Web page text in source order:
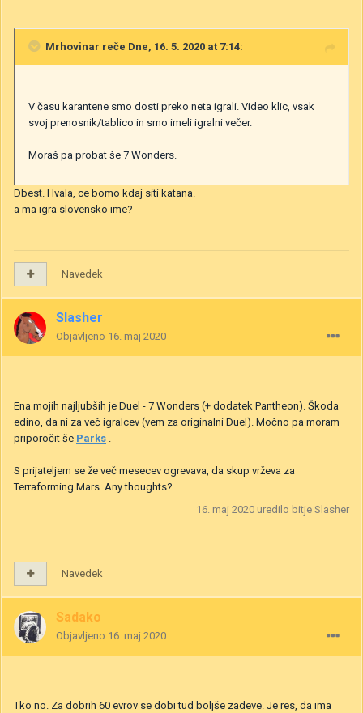
Mrhovinar reče Dne, 16. 5. 2020 at 7:14:
V času karantene smo dosti preko neta igrali. Video klic, vsak
svoj prenosnik/tablico in smo imeli igralni večer.
Moraš pa probat še 7 Wonders.
Dbest. Hvala, ce bomo kdaj siti katana.
a ma igra slovensko ime?
Navedek
Slasher
Objavljeno 16. maj 2020
Ena mojih najljubših je Duel - 7 Wonders (+ dodatek Pantheon). Škoda
edino, da ni za več igralcev (vem za originalni Duel). Močno pa moram
priporočit še Parks .
S prijateljem se že več mesecev ogrevava, da skup vrževa za
Terraforming Mars. Any thoughts?
16. maj 2020 uredilo bitje Slasher
Navedek
Sadako
Objavljeno 16. maj 2020
Tko no. Za dobrih 60 evrov se dobi tud boljše zadeve. Je res, da ima